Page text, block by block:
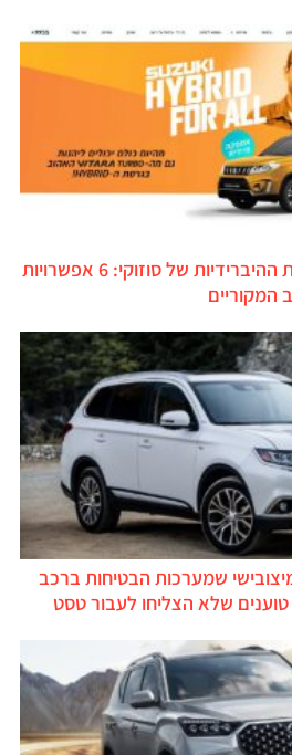
הוצג הסדר פשרה בפרשת ההיברידיות של סוזוקי: 6 אפשרויות
המקוריים
שמערכות הבטיחות ברכב
שלא הצליחו לעבור טסט